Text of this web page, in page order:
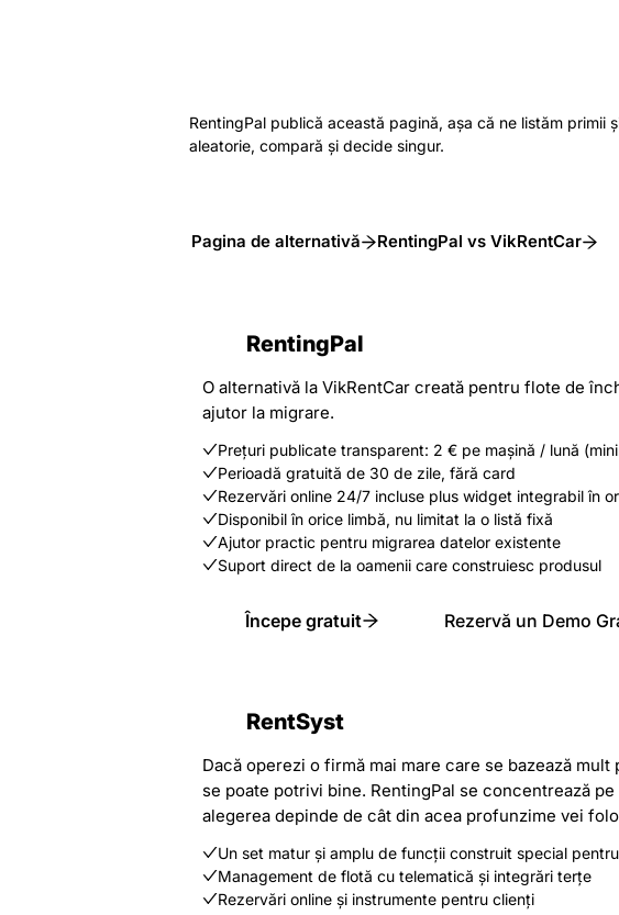
RentingPal publică această pagină, așa că ne listăm primii
aleatorie, compară și decide singur.
Pagina de alternativă RentingPal vs VikRentCar
RentingPal
O alternativă la VikRentCar creată pentru flote de
ajutor la migrare.
Prețuri publicate transparent: 2 € pe mașină / lună
Perioadă gratuită de 30 de zile, fără card
Rezervări online 24/7 incluse plus widget integrabil în
Disponibil în orice limbă, nu limitat la o listă fixă
Ajutor practic pentru migrarea datelor existente
Suport direct de la oamenii care construiesc produsul
Începe gratuit Rezervă un Demo
RentSyst
Dacă operezi o firmă mai mare care se bazează
se poate potrivi bine. RentingPal se concentrează
alegerea depinde de cât din acea profunzime vei
Un set matur și amplu de funcții construit special
Management de flotă cu telematică și integrări terțe
Rezervări online și instrumente pentru clienți